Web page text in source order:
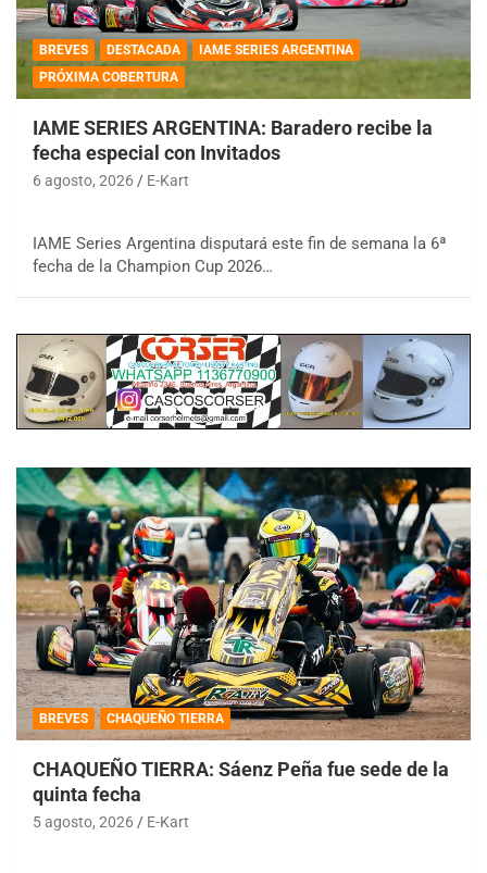
BREVES DESTACADA
IAME SERIES ARGENTINA
PRÓXIMA COBERTURA
IAME SERIES ARGENTINA: Baradero recibe la
fecha especial con Invitados
6 agosto, 2026 E-Kart
IAME Series Argentina disputará este fin de semana la 6ª
fecha de la Champion Cup 2026…
BREVES CHAQUEÑO TIERRA
CHAQUEÑO TIERRA: Sáenz Peña fue sede de la
quinta fecha
5 agosto, 2026 E-Kart